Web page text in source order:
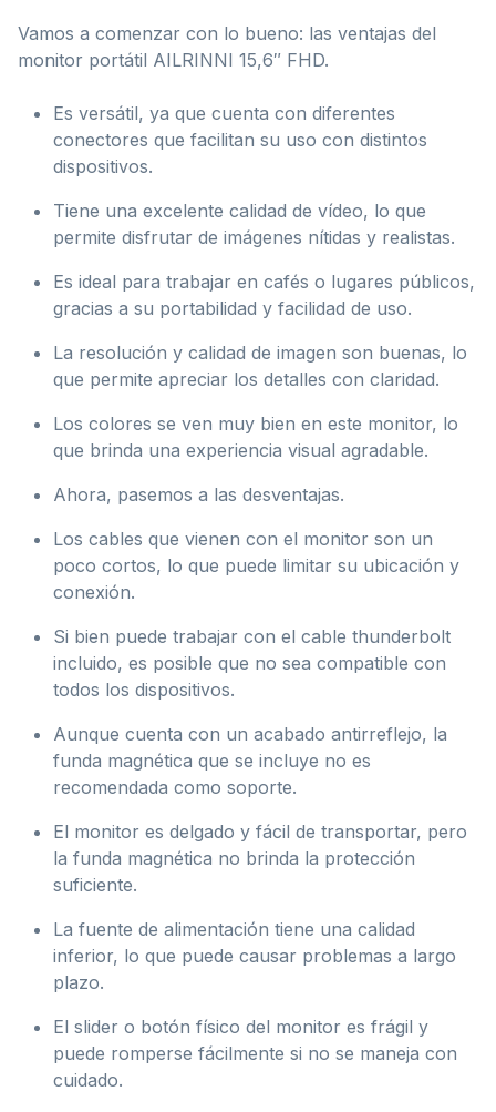
Vamos a comenzar con lo bueno: las ventajas del
monitor portátil AILRINNI 15,6″ FHD.
Es versátil, ya que cuenta con diferentes
conectores que facilitan su uso con distintos
dispositivos.
Tiene una excelente calidad de vídeo, lo que
permite disfrutar de imágenes nítidas y realistas.
Es ideal para trabajar en cafés o lugares públicos,
gracias a su portabilidad y facilidad de uso.
La resolución y calidad de imagen son buenas, lo
que permite apreciar los detalles con claridad.
Los colores se ven muy bien en este monitor, lo
que brinda una experiencia visual agradable.
Ahora, pasemos a las desventajas.
Los cables que vienen con el monitor son un
poco cortos, lo que puede limitar su ubicación y
conexión.
Si bien puede trabajar con el cable thunderbolt
incluido, es posible que no sea compatible con
todos los dispositivos.
Aunque cuenta con un acabado antirreflejo, la
funda magnética que se incluye no es
recomendada como soporte.
El monitor es delgado y fácil de transportar, pero
la funda magnética no brinda la protección
suficiente.
La fuente de alimentación tiene una calidad
inferior, lo que puede causar problemas a largo
plazo.
El slider o botón físico del monitor es frágil y
puede romperse fácilmente si no se maneja con
cuidado.